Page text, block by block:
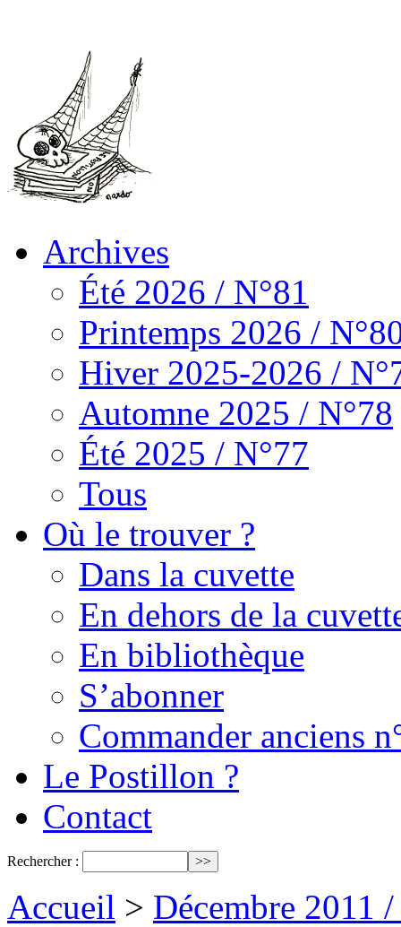
Archives
Été 2026 / N°81
Printemps 2026 /
Hiver 2025-2026 /
Automne 2025 / N°78
Été 2025 / N°77
Tous
Où le trouver ?
Dans la cuvette
En dehors de la
En bibliothèque
S’abonner
Commander anciens
Le Postillon ?
Contact
Rechercher :
Accueil > Décembre 2011